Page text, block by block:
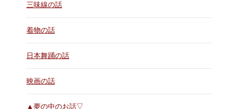
三味線の話
着物の話
日本舞踊の話
映画の話
▲夢の中のお話▽